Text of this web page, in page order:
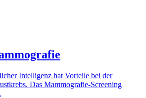
Intelligenz hat Vorteile bei der
Das Mammografie-Screening